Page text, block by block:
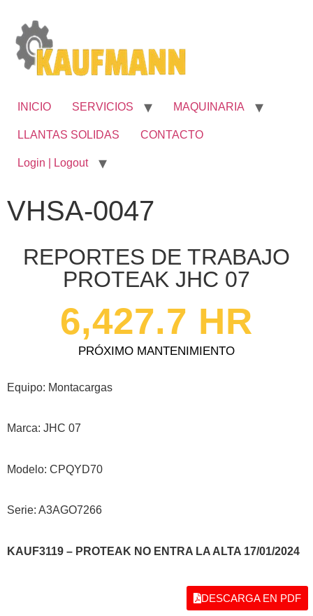
INICIO SERVICIOS MAQUINARIA
LLANTAS SOLIDAS CONTACTO
Login | Logout
VHSA-0047
REPORTES DE TRABAJO
PROTEAK JHC 07
PRÓXIMO MANTENIMIENTO
6,427.7 HR
Equipo: Montacargas
Marca: JHC 07
Modelo: CPQYD70
Serie: A3AGO7266
KAUF3119 – PROTEAK NO ENTRA LA ALTA 17/01/2024
DESCARGA EN PDF